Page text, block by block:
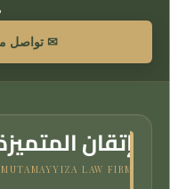
✉ تواصل
إتقان
LAW FIRM